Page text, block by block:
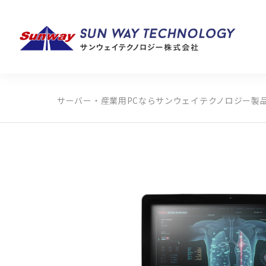
製品カテゴリから探す
メーカーから探す
サーバー・産業用PCならサンウェイテクノロジー製